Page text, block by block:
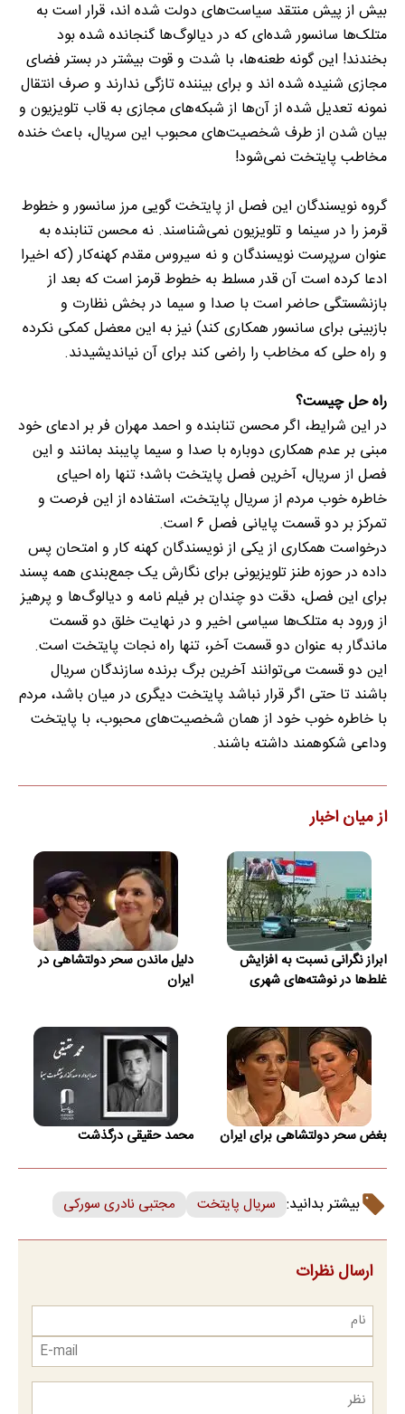
بیش از پیش منتقد سیاست‌های دولت شده اند، قرار است به
متلک‌ها سانسور شده‌ای که در دیالوگ‌ها گنجانده شده بود
بخندند! این گونه طعنه‌ها، با شدت و قوت بیشتر در بستر فضای
مجازی شنیده شده اند و برای بیننده تازگی ندارند و صرف انتقال
نمونه تعدیل شده از آن‌ها از شبکه‌های مجازی به قاب تلویزیون و
بیان شدن از طرف شخصیت‌های محبوب این سریال، باعث خنده
مخاطب پایتخت نمی‌شود!
گروه نویسندگان این فصل از پایتخت گویی مرز سانسور و خطوط
قرمز را در سینما و تلویزیون نمی‌شناسند. نه محسن تنابنده به
عنوان سرپرست نویسندگان و نه سیروس مقدم کهنه‌کار (که اخیرا
ادعا کرده است آن قدر مسلط به خطوط قرمز است که بعد از
بازنشستگی حاضر است با صدا و سیما در بخش نظارت و
بازبینی برای سانسور همکاری کند) نیز به این معضل کمکی نکرده
و راه حلی که مخاطب را راضی کند برای آن نیاندیشیدند.
راه حل چیست؟
در این شرایط، اگر محسن تنابنده و احمد مهران فر بر ادعای خود
مبنی بر عدم همکاری دوباره با صدا و سیما پایبند بمانند و این
فصل از سریال، آخرین فصل پایتخت باشد؛ تنها راه احیای
خاطره خوب مردم از سریال پایتخت، استفاده از این فرصت و
تمرکز بر دو قسمت پایانی فصل ۶ است.
درخواست همکاری از یکی از نویسندگان کهنه کار و امتحان پس
داده در حوزه طنز تلویزیونی برای نگارش یک جمع‌بندی همه پسند
برای این فصل، دقت دو چندان بر فیلم نامه و دیالوگ‌ها و پرهیز
از ورود به متلک‌ها سیاسی اخیر و در نهایت خلق دو قسمت
ماندگار به عنوان دو قسمت آخر، تنها راه نجات پایتخت است.
این دو قسمت می‌توانند آخرین برگ برنده سازندگان سریال
باشند تا حتی اگر قرار نباشد پایتخت دیگری در میان باشد، مردم
با خاطره خوب خود از همان شخصیت‌های محبوب، با پایتخت
وداعی شکوهمند داشته باشند.
از میان اخبار
ابراز نگرانی نسبت به افزایش
غلط‌ها در نوشته‌های شهری
دلیل ماندن سحر دولتشاهی در
ایران
بغض سحر دولتشاهی برای ایران محمد حقیقی درگذشت
بیشتر بدانید: سریال پایتخت مجتبی نادری سورکی
ارسال نظرات